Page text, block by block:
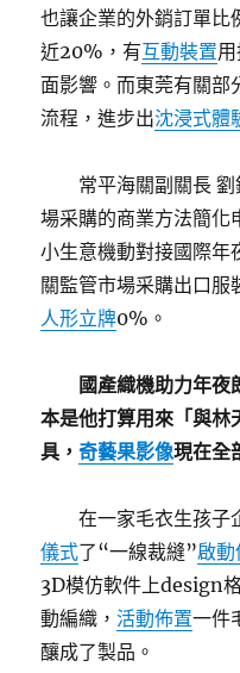
也讓企業的外銷訂單比
近20%，有互動裝置
面影響。而東莞有關部
流程，進步出沈浸式體
常平海關副關長
場采購的商業方法簡化
小生意機動對接國際年
關監管市場采購出口
人形立牌0%。
國產織機助力年
本是他打算用來「與林
具，奇藝果影像現在全
在一家毛衣生孩子
儀式了“一線裁縫”啟
3D模仿軟件上design
動編織，活動佈置一件
釀成了製品。